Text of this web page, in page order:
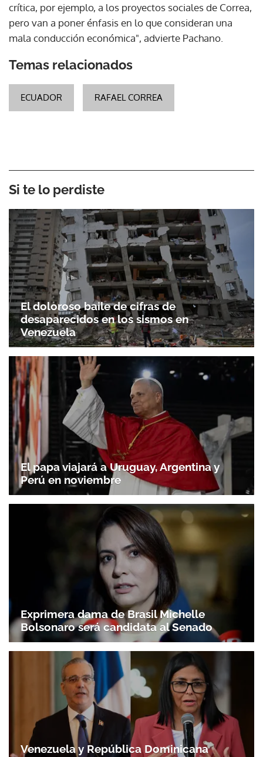
crítica, por ejemplo, a los proyectos sociales de Correa,
pero van a poner énfasis en lo que consideran una
mala conducción económica", advierte Pachano.
Temas relacionados
ECUADOR RAFAEL CORREA
Si te lo perdiste
El doloroso baile de cifras de
desaparecidos en los sismos en
Venezuela
El papa viajará a Uruguay, Argentina y
Perú en noviembre
Exprimera dama de Brasil Michelle
Bolsonaro será candidata al Senado
Venezuela y República Dominicana